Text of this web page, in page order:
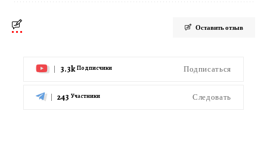
Оставить отзыв
3.3k Подписчики Подписаться
243 Участники Следовать